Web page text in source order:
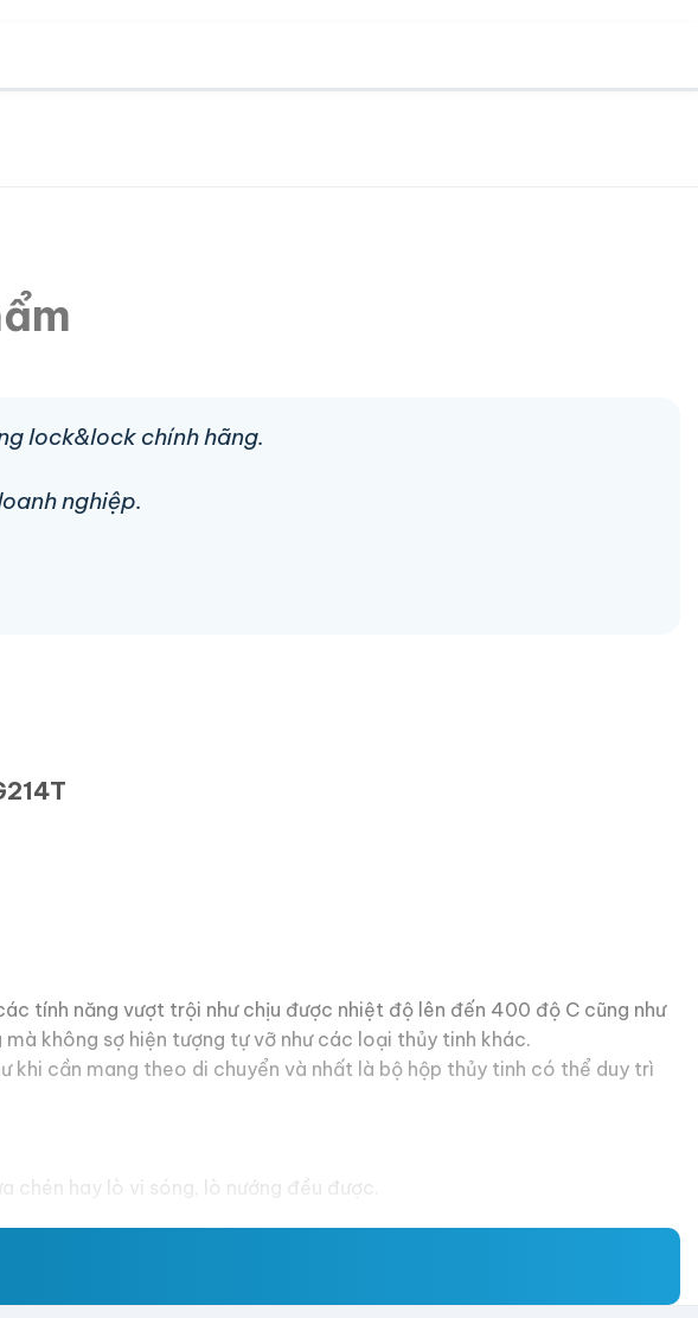
lock&lock chính hãng.
nghiệp.
tính năng vượt trội như chịu được nhiệt độ lên đến 400 độ C cũng như
không sợ hiện tượng tự vỡ như các loại thủy tinh khác.
khi cần mang theo di chuyển và nhất là bộ hộp thủy tinh có thể duy trì
hay lò vi sóng, lò nướng đều được.